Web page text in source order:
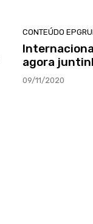
CONTEÚDO
agora
09/11/2020